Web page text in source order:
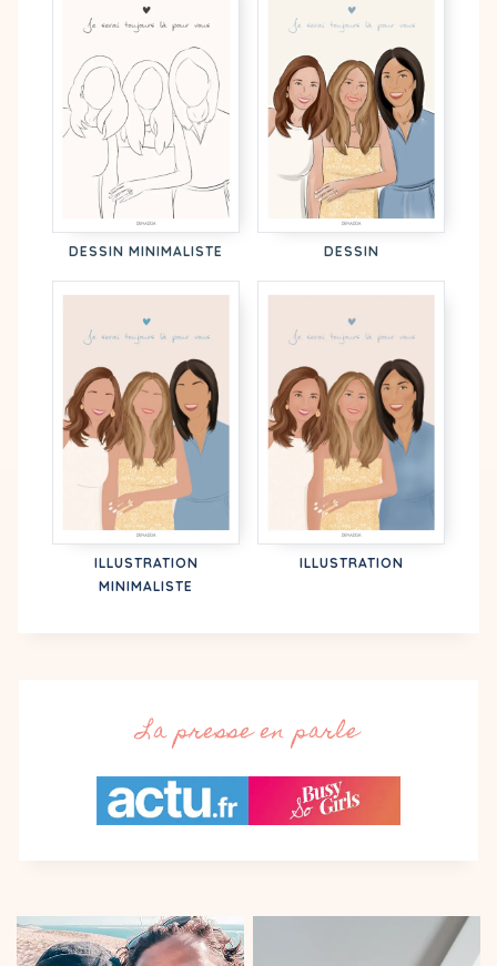
DESSIN MINIMALISTE DESSIN
ILLUSTRATION
MINIMALISTE
ILLUSTRATION
La presse en parle